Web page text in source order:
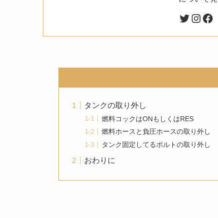
タンクの取り外し
燃料コックはONもしくはRES
燃料ホースと負圧ホースの取り外し
タンク固定してるボルトの取り外し
おわりに